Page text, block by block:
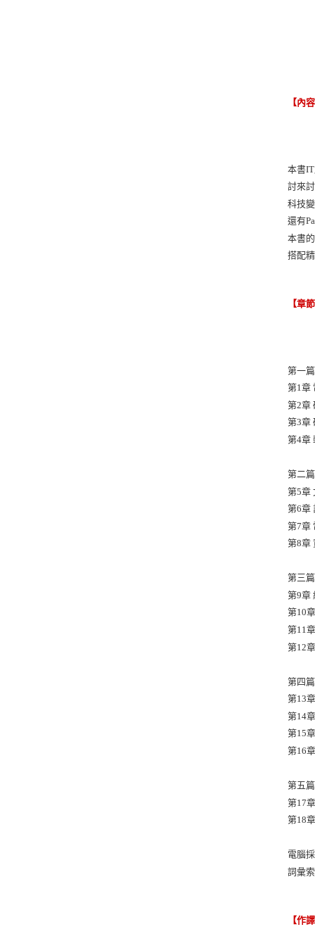
【內
本書
討來
科技
還有
本書
搭配
【章
第一
第1章
第2章
第3章
第4章
第二
第5章
第6章
第7章
第8章
第三
第9章
第10
第11
第12
第四
第13
第14
第15
第16
第五
第17
第18
電腦
詞彙
【作